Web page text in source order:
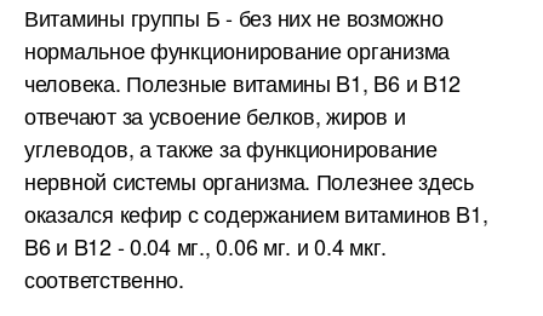
Витамины группы Б - без них не возможно
нормальное функционирование организма
человека. Полезные витамины B1, B6 и B12
отвечают за усвоение белков, жиров и
углеводов, а также за функционирование
нервной системы организма. Полезнее здесь
оказался кефир с содержанием витаминов B1,
B6 и B12 - 0.04 мг., 0.06 мг. и 0.4 мкг.
соответственно.